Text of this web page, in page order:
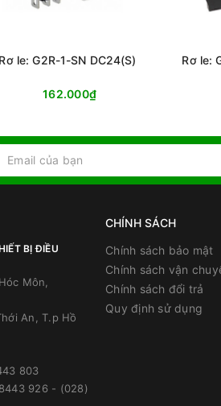
Rơ le: G2R-1-SN DC24(S)
162.000₫
Rơ le:
BỊ ĐIỀU
Môn,
An, T.p Hồ
803
926 - (028)
CHÍNH SÁCH
Chính sách bảo mật
Chính sách vận
Chính sách đổi trả
Quy định sử dụng